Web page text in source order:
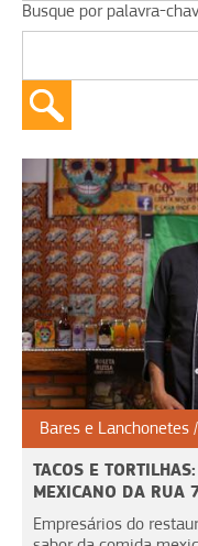
Busque por palavra-
Bares e Lanchonetes
TACOS E
MEXICANO DA RUA
Empresários do